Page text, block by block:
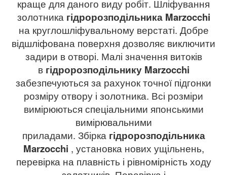
краще для даного виду робіт. Шліфування
золотника гідророзподільникаMarzocchi
на круглошліфувальному верстаті. Добре
відшліфована поверхня дозволяє виключити
задири в отворі. Малі значення витоків
в гідророзподільнику Marzocchi
забезпечуються за рахунок точної підгонки
розміру отвору і золотника. Всі розміри
вимірюються спеціальними японськими
вимірювальними
приладами. Збірка гідророзподільника
Marzocchi , установка нових ущільнень,
перевірка на плавність і рівномірність ходу